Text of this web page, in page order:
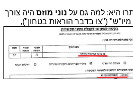
היא: למה גם על נוני מוזס היה צורך
("צו בדבר הוראות בטחון"),